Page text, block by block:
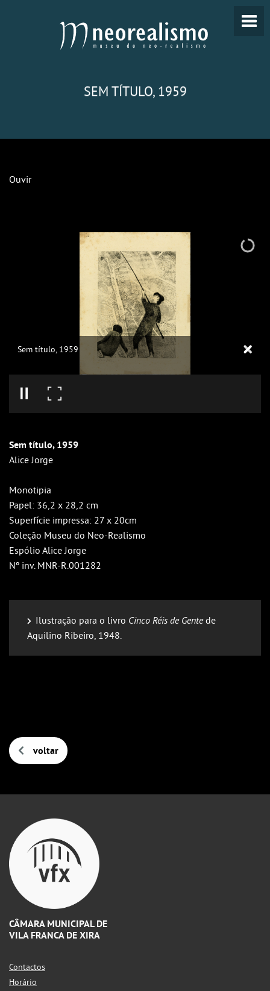
SEM TÍTULO, 1959
Ouvir
Sem título, 1959
Sem título, 1959
Alice Jorge
Monotipia
Papel: 36,2 x 28,2 cm
Superfície impressa: 27 x 20cm
Coleção Museu do Neo-Realismo
Espólio Alice Jorge
Nº inv. MNR-R.001282
Ilustração para o livro Cinco Réis de Gentede
Aquilino Ribeiro, 1948.
voltar
CÂMARA MUNICIPAL DE
VILA FRANCA DE XIRA
Contactos
Horário